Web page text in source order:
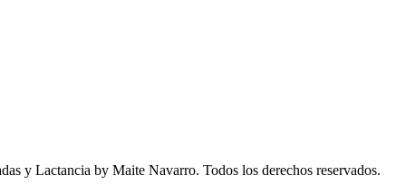
y Lactancia by Maite Navarro. Todos los derechos reservados.